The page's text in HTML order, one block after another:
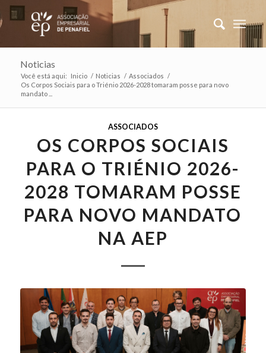
Noticias
Você está aqui: Inicio / Noticias / Associados /
Os Corpos Sociais para o Triénio 2026-2028 tomaram posse para novo
mandato ...
ASSOCIADOS
OS CORPOS SOCIAIS
PARA O TRIÉNIO 2026-
2028 TOMARAM POSSE
PARA NOVO MANDATO
NA AEP